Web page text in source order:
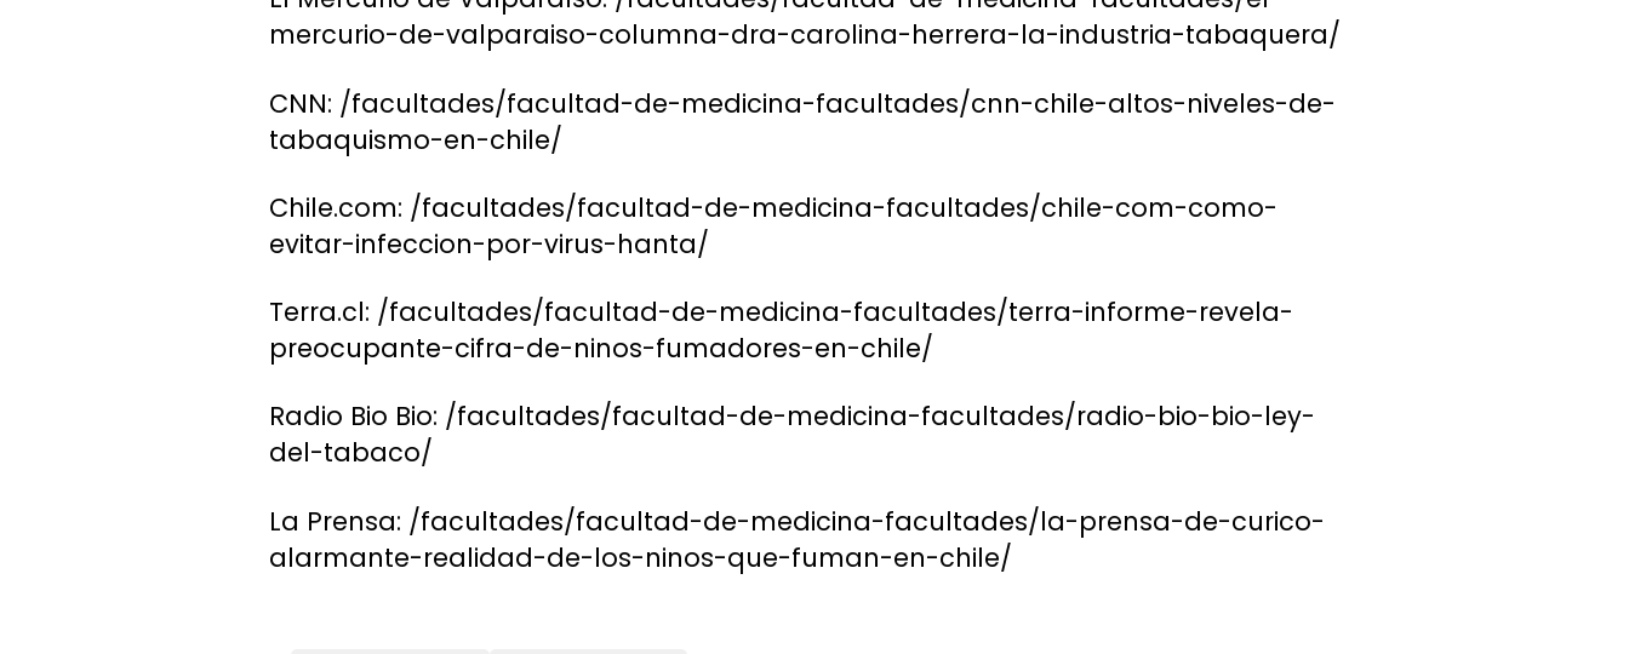
mercurio-de-valparaiso-columna-dra-carolina-herrera-la-industria-tabaquera/
CNN: /facultades/facultad-de-medicina-facultades/cnn-chile-altos-niveles-de-
tabaquismo-en-chile/
Chile.com: /facultades/facultad-de-medicina-facultades/chile-com-como-
evitar-infeccion-por-virus-hanta/
Terra.cl: /facultades/facultad-de-medicina-facultades/terra-informe-revela-
preocupante-cifra-de-ninos-fumadores-en-chile/
Radio Bio Bio: /facultades/facultad-de-medicina-facultades/radio-bio-bio-ley-
del-tabaco/
La Prensa: /facultades/facultad-de-medicina-facultades/la-prensa-de-curico-
alarmante-realidad-de-los-ninos-que-fuman-en-chile/